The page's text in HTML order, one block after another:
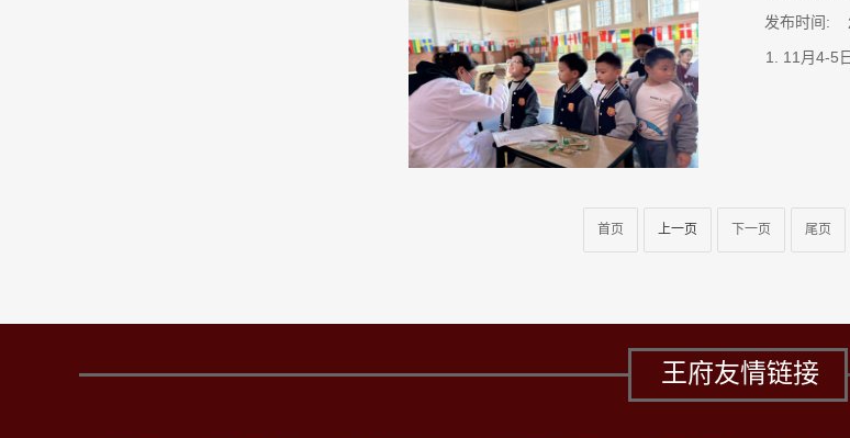
发布时间:
1. 11月4-5
首页 上一页 下一页 尾页
王府友情链接